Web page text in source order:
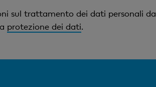
sul trattamento dei dati personali da
protezione dei dati.